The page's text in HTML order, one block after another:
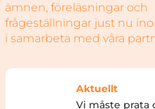
ämnen, föreläsningar och
frågeställningar just nu
i samarbeta med våra
Aktuellt
Vi måste prata